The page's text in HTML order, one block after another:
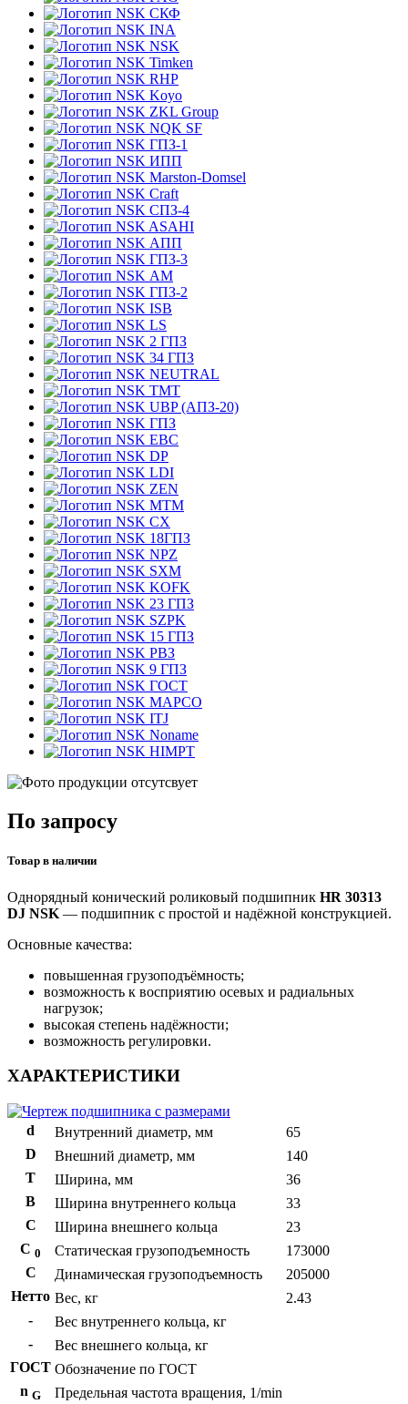
СКФ
INA
NSK
Timken
RHP
Koyo
ZKL Group
NQK SF
ГПЗ-1
ИПП
Marston-Domsel
Craft
СПЗ-4
ASAHI
АПП
ГПЗ-3
АМ
ГПЗ-2
ISB
LS
2 ГПЗ
34 ГПЗ
NEUTRAL
TMT
UBP (АПЗ-20)
ГПЗ
EBC
DP
LDI
ZEN
MTM
CX
18ГПЗ
NPZ
SXM
KOFK
23 ГПЗ
SZPK
15 ГПЗ
РВЗ
9 ГПЗ
ГОСТ
MAPCO
ITJ
Noname
HIMPT
По запросу
Товар в наличии
Однорядный конический роликовый подшипник HR 30313
DJ NSK — подшипник с простой и надёжной конструкцией.
Основные качества:
повышенная грузоподъёмность;
возможность к восприятию осевых и радиальных
нагрузок;
высокая степень надёжности;
возможность регулировки.
ХАРАКТЕРИСТИКИ
d Внутренний диаметр, мм
65
D
Внешний диаметр, мм
140
T
Ширина, мм
36
B
Ширина внутреннего кольца
33
С
Ширина внешнего кольца
23
С 0 Статическая грузоподъемность
173000
C
Динамическая грузоподъемность
205000
Нетто Вес, кг
2.43
-
Вес внутреннего кольца, кг
-
Вес внешнего кольца, кг
ГОСТ Обозначение по ГОСТ
n G
Предельная частота вращения, 1/min